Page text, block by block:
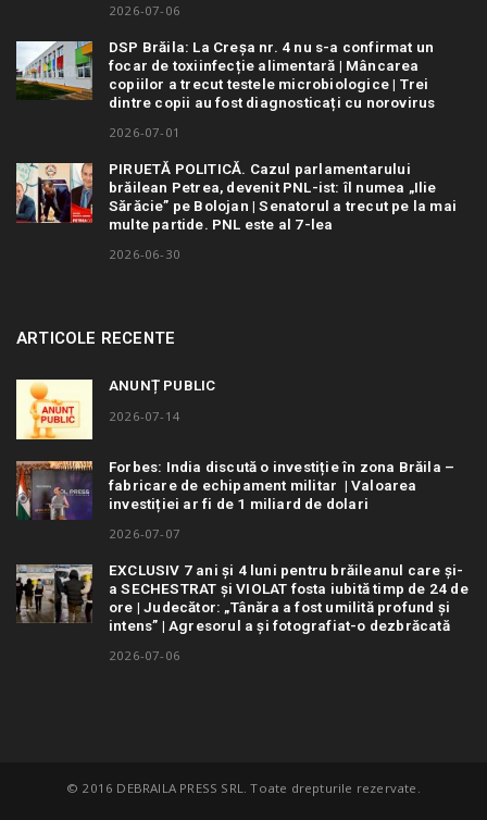
2026-07-06
DSP Brăila: La Creșa nr. 4 nu s-a confirmat un
focar de toxiinfecție alimentară | Mâncarea
copiilor a trecut testele microbiologice | Trei
dintre copii au fost diagnosticați cu norovirus
2026-07-01
PIRUETĂ POLITICĂ. Cazul parlamentarului
brăilean Petrea, devenit PNL-ist: îl numea „Ilie
Sărăcie” pe Bolojan | Senatorul a trecut pe la mai
multe partide. PNL este al 7-lea
2026-06-30
ARTICOLE RECENTE
ANUNȚ PUBLIC
2026-07-14
Forbes: India discută o investiție în zona Brăila –
fabricare de echipament militar | Valoarea
investiției ar fi de 1 miliard de dolari
2026-07-07
EXCLUSIV 7 ani și 4 luni pentru brăileanul care și-
a SECHESTRAT și VIOLAT fosta iubită timp de 24 de
ore | Judecător: „Tânăra a fost umilită profund și
intens” | Agresorul a și fotografiat-o dezbrăcată
2026-07-06
© 2016 DEBRAILA PRESS SRL. Toate drepturile rezervate.